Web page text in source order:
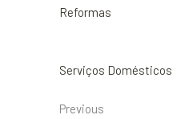
Reformas
Serviços Domésticos
Previous